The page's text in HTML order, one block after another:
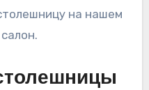
на нашем